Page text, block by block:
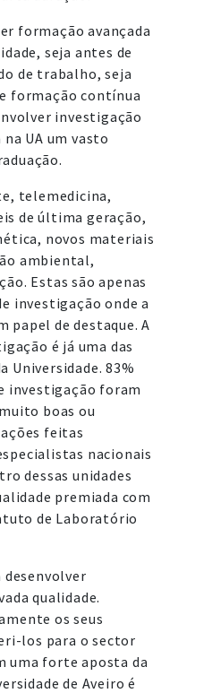
formação avançada
seja antes de
de trabalho, seja
formação contínua
investigação
UA um vasto
telemedicina,
de última geração,
novos materiais
ambiental,
Estas são apenas
investigação onde a
papel de destaque. A
é já uma das
Universidade. 83%
investigação foram
boas ou
feitas
nacionais
dessas unidades
premiada com
de Laboratório
desenvolver
qualidade.
os seus
los para o sector
uma forte aposta da
de Aveiro é